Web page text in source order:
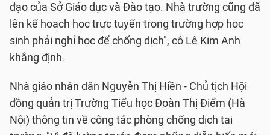
đạo của Sở Giáo dục và Đào tạo. Nhà trường cũng đã
lên kế hoạch học trực tuyến trong trường hợp học
sinh phải nghỉ học để chống dịch", cô Lê Kim Anh
khẳng định.
Nhà giáo nhân dân Nguyễn Thị Hiền - Chủ tịch Hội
đồng quản trị Trường Tiểu học Đoàn Thị Điểm (Hà
Nội) thông tin về công tác phòng chống dịch tại